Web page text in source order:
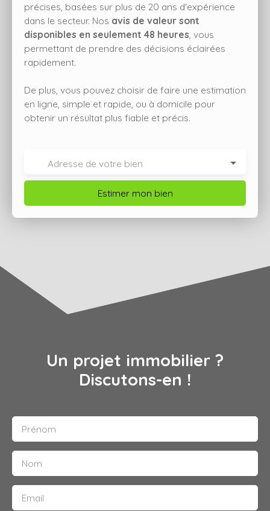
précises, basées sur plus de 20 ans d'expérience
dans le secteur. Nos avis de valeur sont
disponibles en seulement 48 heures, vous
permettant de prendre des décisions éclairées
rapidement.
De plus, vous pouvez choisir de faire une estimation
en ligne, simple et rapide, ou à domicile pour
obtenir un résultat plus fiable et précis.
Adresse de votre bien
Estimer mon bien
Un projet immobilier ?
Discutons-en !
Prénom
Nom
Email